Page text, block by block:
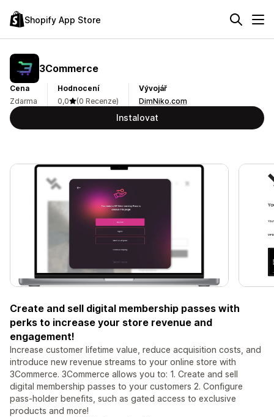
Shopify App Store
3Commerce
Cena
Zdarma
Hodnocení
0,0
(0 Recenze)
Vývojář
DimNiko.com
Instalovat
Create and sell digital membership passes with
perks to increase your store revenue and
engagement!
Increase customer lifetime value, reduce acquisition costs, and
introduce new revenue streams to your online store with
3Commerce. 3Commerce allows you to: 1. Create and sell
digital membership passes to your customers 2. Configure
pass-holder benefits, such as gated access to exclusive
products and more!